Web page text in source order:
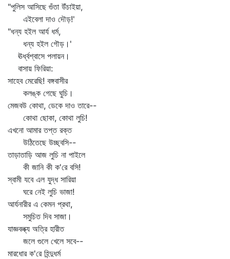
"পুলিস আসিছে গুঁতা উঁচাইয়া,
এইবেলা দাও দৌড়!'
"ধন্য হইল আর্য ধর্ম,
ধন্য হইল গৌড়।'
ঊর্ধ্বশ্বাসে পলায়ন।
বাসায় ফিরিয়া:
সাহেব মেরেছি! বঙ্গবাসীর
কলঙ্ক গেছে ঘুচি।
মেজবউ কোথা, ডেকে দাও তারে--
কোথা ছোকা, কোথা লুচি!
এখনো আমার তপ্ত রক্ত
উঠিতেছে উচ্ছ্বসি--
তাড়াতাড়ি আজ লুচি না পাইলে
কী জানি কী ক'রে বসি!
স্বামী যবে এল যুদ্ধ সারিয়া
ঘরে নেই লুচি ভাজা!
আর্যনারীর এ কেমন প্রথা,
সমুচিত দিব সাজা।
যাজ্ঞবল্ক্য অত্রি হারীত
জলে গুলে খেলে সবে--
মারধোর ক'রে হিন্দুধর্ম